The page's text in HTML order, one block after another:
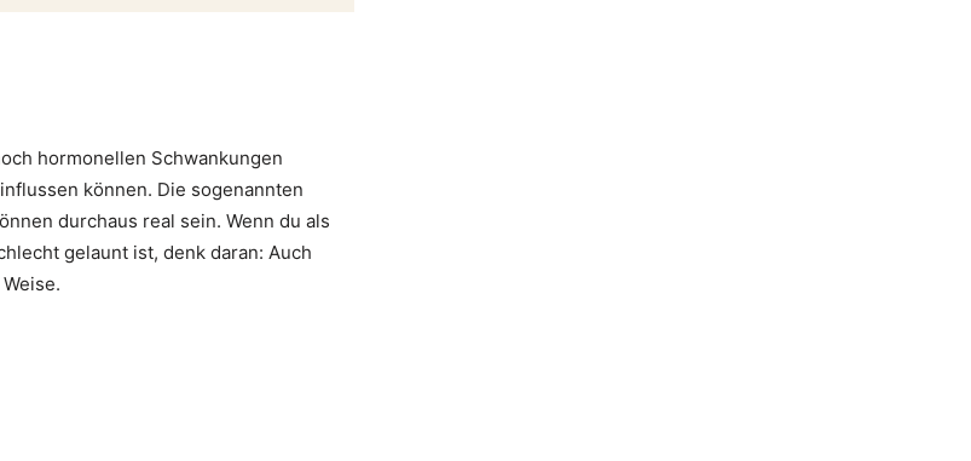
hormonellen Schwankungen
können. Die sogenannten
durchaus real sein. Wenn du als
gelaunt ist, denk daran: Auch